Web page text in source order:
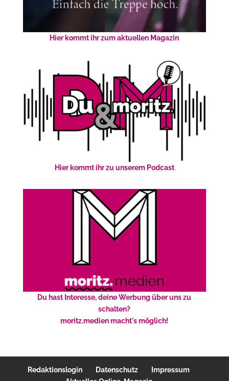
Hier kommt ihr zum aktuellen Magazin
Hier kommt ihr zu unserem Podcast
Du hast Interesse, deine Werbung über uns zu
schalten?
moritz.medien macht's möglich!
Redaktionslogin Datenschutz
Impressum